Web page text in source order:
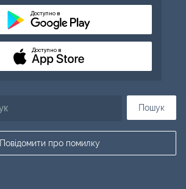
Пошук
Повідомити про помилку
Доступно в
Доступно в